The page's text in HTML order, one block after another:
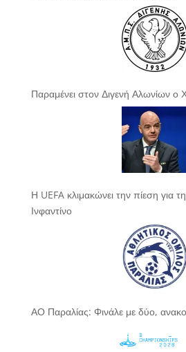
Παραμένει στον Διγενή Αλωνίων ο
Η UEFA κλιμακώνει την πίεση για
Ινφαντίνο
ΑΟ Παραλίας: Φινάλε με δύο,